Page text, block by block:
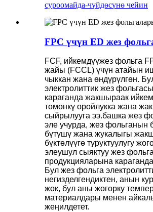
суроомайда-чүйдөсүнө чейин
FPC үчүн ED жез
FCF, ийкемдүүжез фольга
жайы (FCCL) үчүн атайын
чыккан жана өндүрүлгөн.
электролиттик жез
караганда жакшыраак
төмөнкү оройлукка жана
сыйрылууга ээ.башка жез
эле учурда, жез фольганын
бүтүшү жана жукалыгы
бүктөлүүгө туруктуулугу
элеушул сыяктуу жез
продукцияларына
Бул жез фольга
негизделгендиктен, анын
жок, бул аны жогорку
материалдары менен
жеңилдетет.